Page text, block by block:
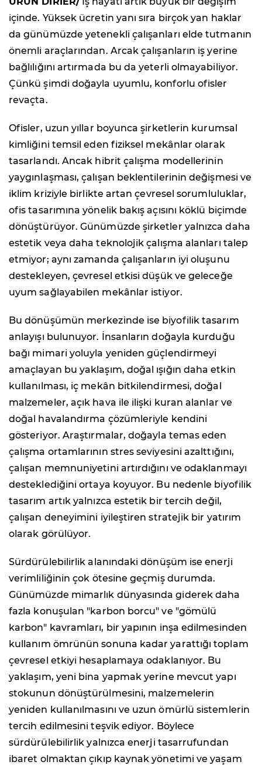
içinde. Yüksek ücretin yanı sıra birçok yan haklar
da günümüzde yetenekli çalışanları elde tutmanın
önemli araçlarından. Arcak çalışanların iş yerine
bağlılığını artırmada bu da yeterli olmayabiliyor.
Çünkü şimdi doğayla uyumlu, konforlu ofisler
revaçta.
Ofisler, uzun yıllar boyunca şirketlerin kurumsal
kimliğini temsil eden fiziksel mekânlar olarak
tasarlandı. Ancak hibrit çalışma modellerinin
yaygınlaşması, çalışan beklentilerinin değişmesi ve
iklim kriziyle birlikte artan çevresel sorumluluklar,
ofis tasarımına yönelik bakış açısını köklü biçimde
dönüştürüyor. Günümüzde şirketler yalnızca daha
estetik veya daha teknolojik çalışma alanları talep
etmiyor; aynı zamanda çalışanların iyi oluşunu
destekleyen, çevresel etkisi düşük ve geleceğe
uyum sağlayabilen mekânlar istiyor.
Bu dönüşümün merkezinde ise biyofilik tasarım
anlayışı bulunuyor. İnsanların doğayla kurduğu
bağı mimari yoluyla yeniden güçlendirmeyi
amaçlayan bu yaklaşım, doğal ışığın daha etkin
kullanılması, iç mekân bitkilendirmesi, doğal
malzemeler, açık hava ile ilişki kuran alanlar ve
doğal havalandırma çözümleriyle kendini
gösteriyor. Araştırmalar, doğayla temas eden
çalışma ortamlarının stres seviyesini azalttığını,
çalışan memnuniyetini artırdığını ve odaklanmayı
desteklediğini ortaya koyuyor. Bu nedenle biyofilik
tasarım artık yalnızca estetik bir tercih değil,
çalışan deneyimini iyileştiren stratejik bir yatırım
olarak görülüyor.
Sürdürülebilirlik alanındaki dönüşüm ise enerji
verimliliğinin çok ötesine geçmiş durumda.
Günümüzde mimarlık dünyasında giderek daha
fazla konuşulan "karbon borcu" ve "gömülü
karbon" kavramları, bir yapının inşa edilmesinden
kullanım ömrünün sonuna kadar yarattığı toplam
çevresel etkiyi hesaplamaya odaklanıyor. Bu
yaklaşım, yeni bina yapmak yerine mevcut yapı
stokunun dönüştürülmesini, malzemelerin
yeniden kullanılmasını ve uzun ömürlü sistemlerin
tercih edilmesini teşvik ediyor. Böylece
sürdürülebilirlik yalnızca enerji tasarrufundan
ibaret olmaktan çıkıp kaynak yönetimi ve yaşam